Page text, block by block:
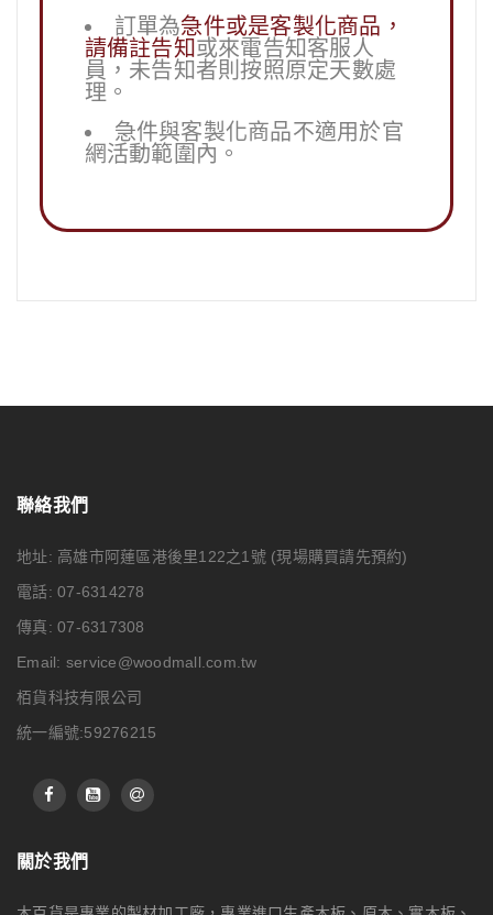
訂單為急件或是客製化商品，
請備註告知或來電告知客服人
員，未告知者則按照原定天數處
理。
急件與客製化商品不適用於官
網活動範圍內。
聯絡我們
地址: 高雄市阿蓮區港後里122之1號 (現場購買請先預約)
電話: 07-6314278
傳真: 07-6317308
Email: service@woodmall.com.tw
栢貨科技有限公司
統一編號:59276215
關於我們